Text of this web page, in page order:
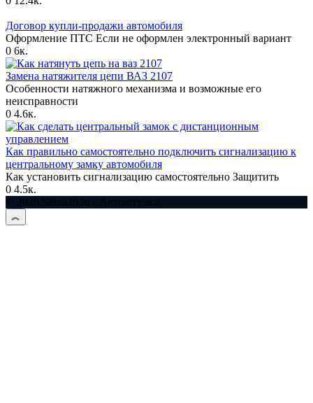
Договор купли-продажи автомобиля
Оформление ПТС Если не оформлен электронный вариант
0 6к.
Замена натяжителя цепи ВАЗ 2107
Особенности натяжного механизма и возможные его
неисправности
0 4.6к.
Как правильно самостоятельно подключить сигнализацию к
центральному замку автомобиля
Как установить сигнализацию самостоятельно Защитить
0 4.5к.
© 2026 Shina26.ru - Автоштучки